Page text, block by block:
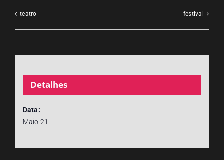
teatro festival
Detalhes
Data:
Maio 21